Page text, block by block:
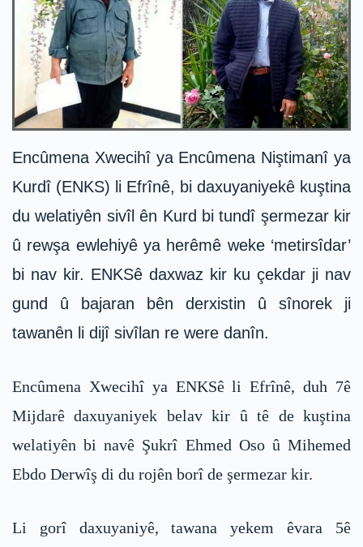
Encûmena Xwecihî ya Encûmena Niştimanî ya
Kurdî (ENKS) li Efrînê, bi daxuyaniyekê kuştina
du welatiyên sivîl ên Kurd bi tundî şermezar kir
û rewşa ewlehiyê ya herêmê weke ‘metirsîdar’
bi nav kir. ENKSê daxwaz kir ku çekdar ji nav
gund û bajaran bên derxistin û sînorek ji
tawanên li dijî sivîlan re were danîn.
Encûmena Xwecihî ya ENKSê li Efrînê, duh 7ê
Mijdarê daxuyaniyek belav kir û tê de kuştina
welatiyên bi navê Şukrî Ehmed Oso û Mihemed
Ebdo Derwîş di du rojên borî de şermezar kir.
Li gorî daxuyaniyê, tawana yekem êvara 5ê